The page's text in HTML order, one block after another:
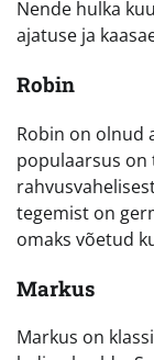
Nende hulka
ajatuse ja
Robin
Robin on olnud
populaarsus on
tegemist on
omaks võetud
Markus
Markus on